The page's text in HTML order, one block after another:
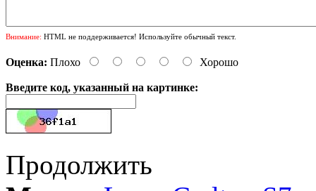
Внимание: HTML не поддерживается! Используйте обычный текст.
Оценка: Плохо Хорошо
Введите код, указанный на картинке:
Продолжить